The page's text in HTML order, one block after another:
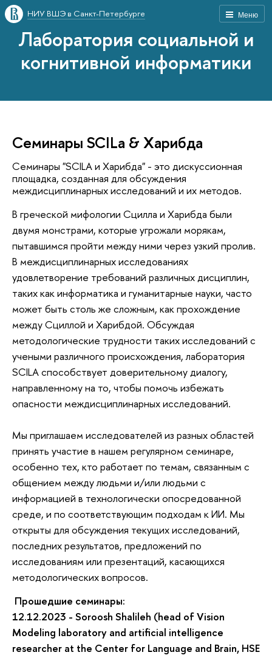
Меню
НИУ ВШЭ в Санкт-Петербурге
Лаборатория социальной и
когнитивной информатики
Семинары SCILa & Харибда
Семинары "SCILA и Харибда" - это дискуссионная
площадка, созданная для обсуждения
междисциплинарных исследований и их методов.
В греческой мифологии Сцилла и Харибда были
двумя монстрами, которые угрожали морякам,
пытавшимся пройти между ними через узкий пролив.
В междисциплинарных исследованиях
удовлетворение требований различных дисциплин,
таких как информатика и гуманитарные науки, часто
может быть столь же сложным, как прохождение
между Сциллой и Харибдой. Обсуждая
методологические трудности таких исследований с
учеными различного происхождения, лаборатория
SCILA способствует доверительному диалогу,
направленному на то, чтобы помочь избежать
опасности междисциплинарных исследований.
Мы приглашаем исследователей из разных областей
принять участие в нашем регулярном семинаре,
особенно тех, кто работает по темам, связанным с
общением между людьми и/или людьми с
информацией в технологически опосредованной
среде, и по соответствующим подходам к ИИ. Мы
открыты для обсуждения текущих исследований,
последних результатов, предложений по
исследованиям или презентаций, касающихся
методологических вопросов.
Прошедшие семинары:
12.12.2023 - Soroosh Shalileh (head ofVision
Modeling laboratory and artificial intelligence
researcher at the Center for Language and Brain, HSE